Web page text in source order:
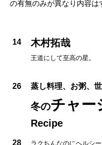
の有無のみが異なり内容は
14 木村拓哉
王道にして至高の星。
26 蒸し料理、お粥、
冬のチャー
Recipe
28 ラクちんなのにヘルシ